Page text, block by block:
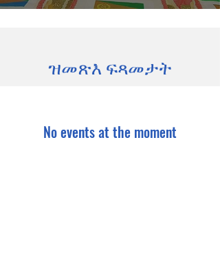
ዝመጽእ ፍጻመታት
No events at the moment